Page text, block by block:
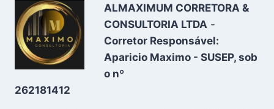
ALMAXIMUM CORRETORA &
CONSULTORIA LTDA -
Corretor Responsável:
Aparicio Maximo - SUSEP, sob
o nº
262181412